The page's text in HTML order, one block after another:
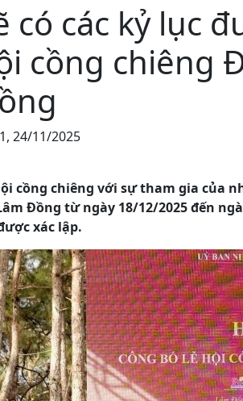
có các kỷ lục
cồng chiêng
24/11/2025
cồng chiêng với sự tham gia của
Đồng từ ngày 18/12/2025 đến
xác lập.